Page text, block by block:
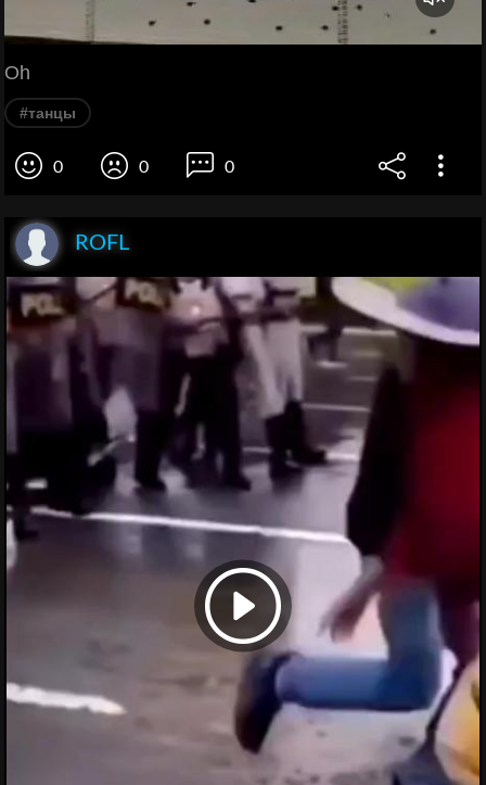
Oh
#танцы
0 0 0
ROFL